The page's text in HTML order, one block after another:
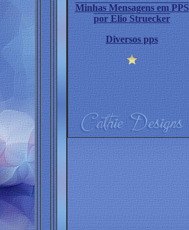
Minhas Mensagens em PPS
por Elio Struecker
Diversos pps